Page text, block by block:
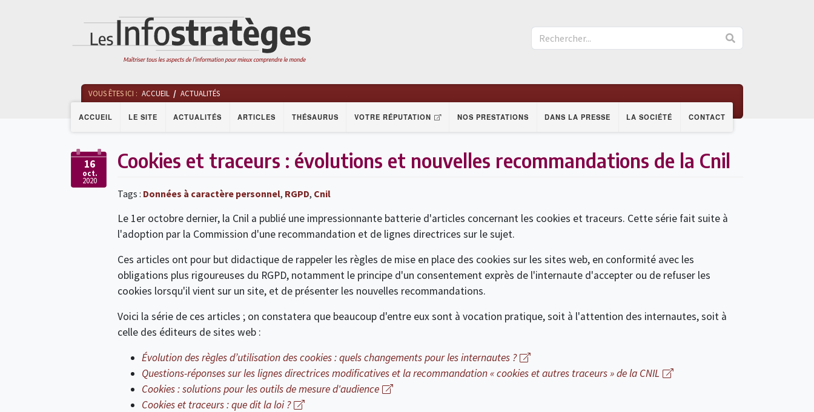
ACCUEIL LE SITE ACTUALITÉS ARTICLES THÉSAURUS VOTRE RÉPUTATION NOS PRESTATIONS DANS LA PRESSE LA SOCIÉTÉ CONTACT
VOUS ÊTES ICI : ACCUEIL ACTUALITÉS
16
oct.
2020
Cookies et traceurs : évolutions et nouvelles recommandations de la Cnil
Tags : Données à caractère personnel, RGPD, Cnil
Le 1er octobre dernier, la Cnil a publié une impressionnante batterie d'articles concernant les cookies et traceurs. Cette série fait suite à
l'adoption par la Commission d'une recommandation et de lignes directrices sur le sujet.
Ces articles ont pour but didactique de rappeler les règles de mise en place des cookies sur les sites web, en conformité avec les
obligations plus rigoureuses du RGPD, notamment le principe d'un consentement exprès de l'internaute d'accepter ou de refuser les
cookies lorsqu'il vient sur un site, et de présenter les nouvelles recommandations.
Voici la série de ces articles ; on constatera que beaucoup d'entre eux sont à vocation pratique, soit à l'attention des internautes, soit à
celle des éditeurs de sites web :
Évolution des règles d’utilisation des cookies : quels changements pour les internautes ?
Questions-réponses sur les lignes directrices modificatives et la recommandation « cookies et autres traceurs » de la CNIL
Cookies : solutions pour les outils de mesure d'audience
Cookies et traceurs : que dit la loi ?